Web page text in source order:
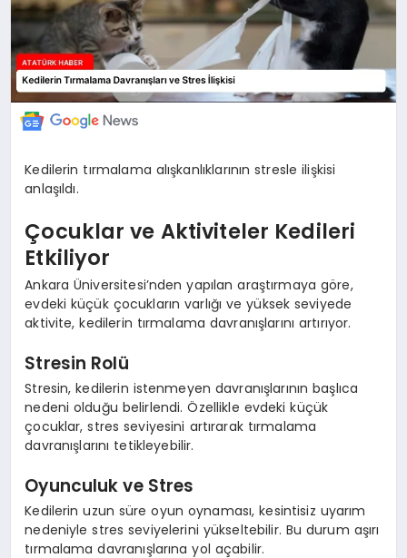
Kedilerin tırmalama alışkanlıklarının stresle ilişkisi
anlaşıldı.
Çocuklar ve Aktiviteler Kedileri
Etkiliyor
Ankara Üniversitesi’nden yapılan araştırmaya göre,
evdeki küçük çocukların varlığı ve yüksek seviyede
aktivite, kedilerin tırmalama davranışlarını artırıyor.
Stresin Rolü
Stresin, kedilerin istenmeyen davranışlarının başlıca
nedeni olduğu belirlendi. Özellikle evdeki küçük
çocuklar, stres seviyesini artırarak tırmalama
davranışlarını tetikleyebilir.
Oyunculuk ve Stres
Kedilerin uzun süre oyun oynaması, kesintisiz uyarım
nedeniyle stres seviyelerini yükseltebilir. Bu durum aşırı
tırmalama davranışlarına yol açabilir.